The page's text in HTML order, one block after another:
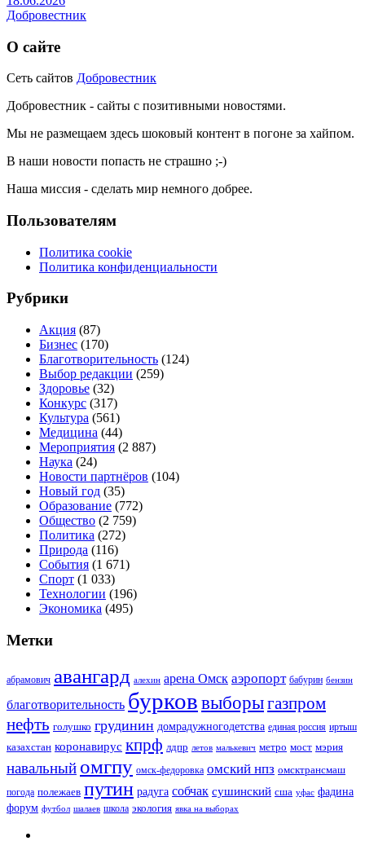
Добровестник
О сайте
Сеть сайтов Добровестник
Добровестник - сайты с позитивными новостями.
Мы не размещаем здесь шоковый контент в погоне за хайпом.
В наши новости попасть не страшно ;-)
Наша миссия - сделать мир немного добрее.
Пользователям
Политика cookie
Политика конфиденциальности
Рубрики
Акция (87)
Бизнес (170)
Благотворительность (124)
Выбор редакции (259)
Здоровье (32)
Конкурс (317)
Культура (561)
Медицина (44)
Мероприятия (2 887)
Наука (24)
Новости партнёров (104)
Новый год (35)
Образование (772)
Общество (2 759)
Политика (272)
Природа (116)
События (1 671)
Спорт (1 033)
Технологии (196)
Экономика (495)
Метки
абрамович авангард алехин арена Омск аэропорт бабурин бензин
благотворительность бурков выборыгазпром
нефть голушко грудинин домрадужногодетства единая россия иртыш
казахстан коронавирус кпрф лдпр летов малькевич метро мост мэрия
навальный омгпу омск-федоровка омский нпз омсктрансмаш
погода полежаев путин радуга собчак сушинский сша уфас фадина
форум футбол шалаев школа экология явка на выборах